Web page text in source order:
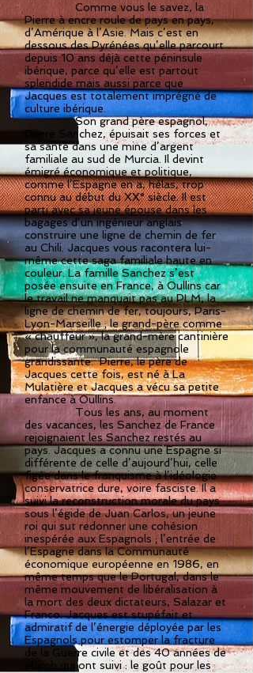
Comme vous le savez, la
Pierre à encre roule de pays en pays,
d’Amérique à l’Asie. Mais c’est en
dessous des Pyrénées qu’elle parcourt
depuis 10 ans déjà cette péninsule
ibérique, parce qu’elle est partout
splendide mais aussi parce que
Jacques est totalement imprégné de
culture ibérique.
Son grand père espagnol,
Pierre Sanchez, épuisait ses forces et
sa santé dans une mine d’argent
familiale au sud de Murcia. Il devint
émigré économique et politique,
comme l’Espagne en a, hélas, trop
connu au début du XX° siècle. Il est
parti avec sa jeune épouse dans les
bagages d’un ingénieur anglais
construire une ligne de chemin de fer
au Chili. Jacques vous racontera lui-
même cette saga familiale haute en
couleur. La famille Sanchez s’est
posée ensuite en France, à Oullins car
le travail ne manquait pas au PLM, la
ligne de chemin de fer, toujours, Paris-
Lyon-Marseille ; le grand-père comme
« chauffeur », la grand-mère cantinière
pour la communauté espagnole
grandissante. Pierre, le père de
Jacques cette fois, est né à La
Mulatière et Jacques a vécu sa petite
enfance à Oullins.
Tous les ans, au moment
des vacances, les Sanchez de France
rejoignaient les Sanchez restés au
pays. Jacques a connu une Espagne si
différente de celle d’aujourd’hui, celle
figée dans le franquisme à l’idéologie
conservatrice dure, voire fasciste. Il a
suivi la reconstruction morale du pays
sous l’égide de Juan Carlos, un jeune
roi qui sut redonner une cohésion
inespérée aux Espagnols ; l’entrée de
l’Espagne dans la Communauté
économique européenne en 1986, en
même temps que le Portugal, dans le
même mouvement de libéralisation à
la mort des deux dictateurs, Salazar et
Franco. Jacques est stupéfait et
admiratif de l’énergie déployée par les
Espagnols pour estomper la fracture
de la Guerre civile et des 40 années de
plomb qui ont suivi : le goût pour les